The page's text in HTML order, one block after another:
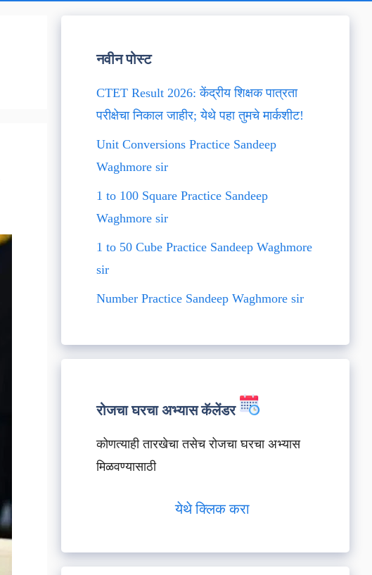
नवीन पोस्ट
CTET Result 2026: केंद्रीय शिक्षक पात्रता
परीक्षेचा निकाल जाहीर; येथे पहा तुमचे मार्कशीट!
Unit Conversions Practice Sandeep
Waghmore sir
1 to 100 Square Practice Sandeep
Waghmore sir
1 to 50 Cube Practice Sandeep Waghmore
sir
Number Practice Sandeep Waghmore sir
रोजचा घरचा अभ्यास कॅलेंडर
कोणत्याही तारखेचा तसेच रोजचा घरचा अभ्यास
मिळवण्यासाठी
येथे क्लिक करा